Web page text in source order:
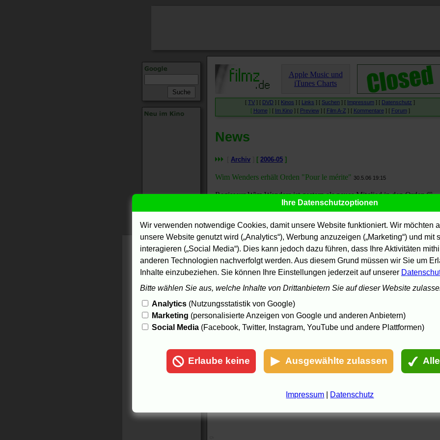
Apple Music und
iTunes Charts
[ TV ] [ DVD ] [ Kinos ] [ Links ] [ Suchen ] [ Impressum ] [ Datenschutz ]
[ Home] [ Im Kino] [ Preview] [ Film A-Z ] [ Kommentare] [ Forum]
News
Archiv [ 2006-05 ]
Wim Wenders erhält Orden "Pour le mérite" 30.5.06 19:15
Regisseur Wim Wenders ist gestern als neues Mitglied in den Orden
Wikipedia) der Wissenschaft und Künste
worden:
Netzeitung.Hanns-Georg Rodekin derWelt:
Wenders'
Meriten.
---
Wim Wenders wird 60 10.8.05
Wim Wenders auf DVD 31.3.05
Ihre Datenschutzoptionen
Wir verwenden notwendige Cookies, damit unsere Website funktioniert. Wir möchten
unsere Website genutzt wird („Analytics“), Werbung anzuzeigen („Marketing“) und mit
interagieren („Social Media“). Dies kann jedoch dazu führen, dass Ihre Aktivitäten
anderen Technologien nachverfolgt werden. Aus diesem Grund müssen wir Sie um
Inhalte einzubeziehen. Sie können Ihre Einstellungen jederzeit auf unserer
Bitte wählen Sie aus, welche Inhalte von Drittanbietern Sie auf dieser Website
Analytics(Nutzungsstatistik von Google)
Marketing (personalisierte Anzeigen von Google und anderen Anbietern)
Social Media(Facebook, Twitter, Instagram, YouTube und andere Plattformen)
Erlaube keine Ausgewählte zulassen
Impressum Datenschutz